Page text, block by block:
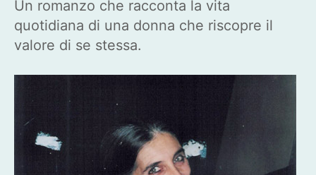
Un romanzo che racconta la vita
quotidiana di una donna che riscopre il
valore di se stessa.